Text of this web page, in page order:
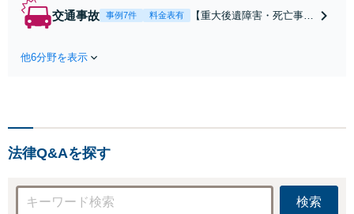
条件で離婚ができ
交通事故 事例7件 料金表有
【重大後遺障害・死亡事案
応・納得できる解決を」
他6分野を表示
法律Q&Aを探す
検索